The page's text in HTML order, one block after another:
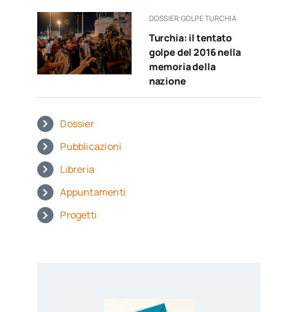
DOSSIER GOLPE TURCHIA
Turchia: il tentato
golpe del 2016 nella
memoria della
nazione
Dossier
Pubblicazioni
Libreria
Appuntamenti
Progetti